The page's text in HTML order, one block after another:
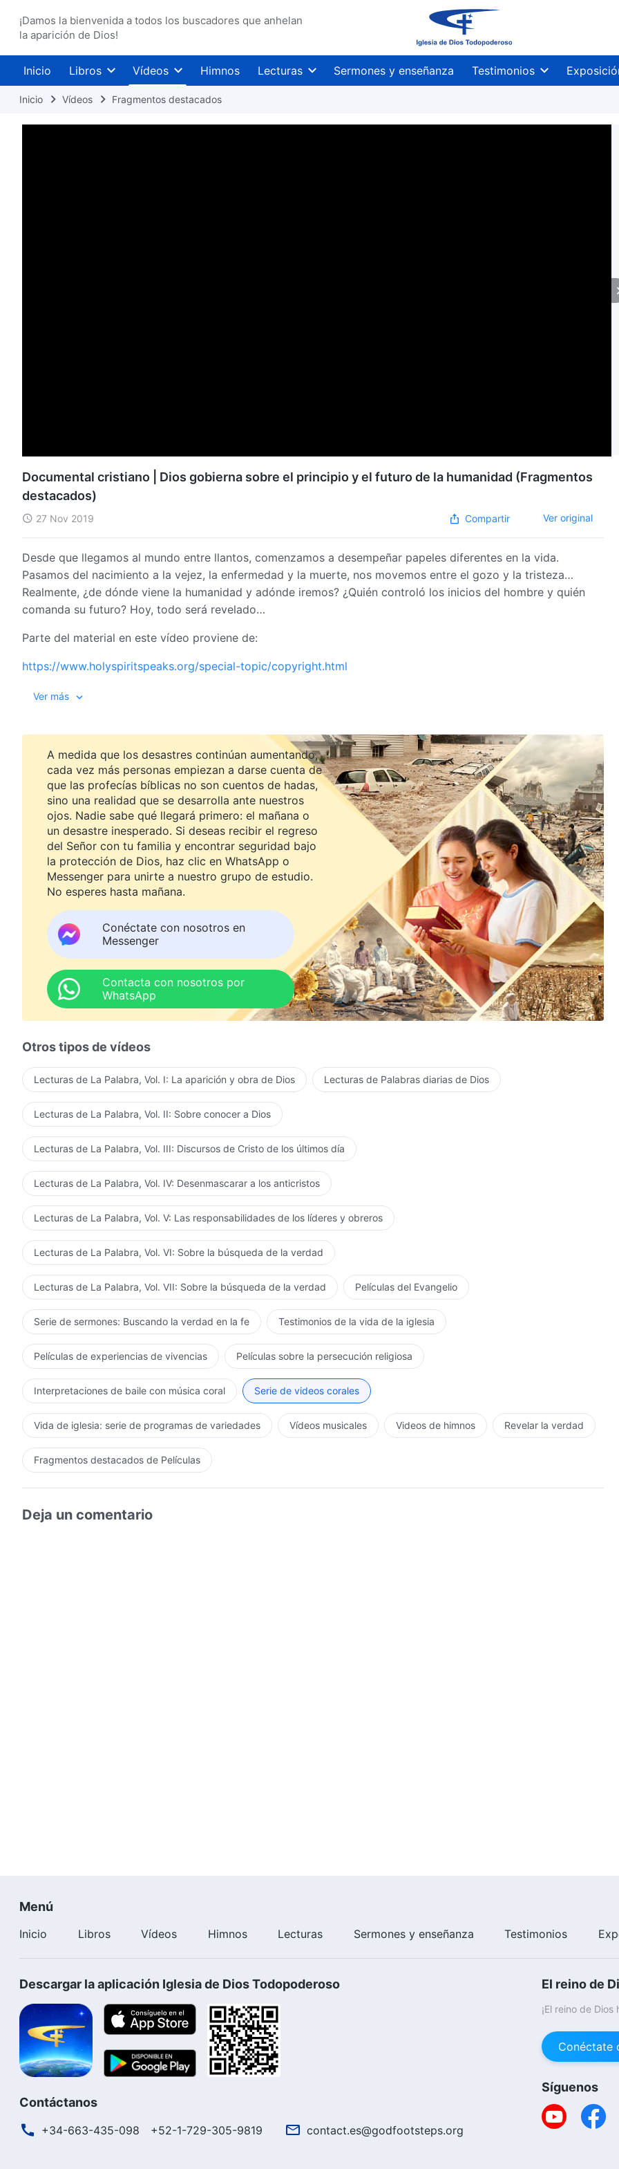
¡Damos la bienvenida a todos los buscadores que anhelan
la aparición de Dios!
Inicio Libros Vídeos Himnos Lecturas Sermones y enseñanza Testimonios
Inicio Vídeos Fragmentos destacados
Documental cristiano | Dios gobierna sobre el principio y el futuro de la humanidad (Fragmentos
destacados)
27 Nov 2019 Compartir Ver original
Desde que llegamos al mundo entre llantos, comenzamos a desempeñar papeles diferentes en la vida.
Pasamos del nacimiento a la vejez, la enfermedad y la muerte, nos movemos entre el gozo y la tristeza…
Realmente, ¿de dónde viene la humanidad y adónde iremos? ¿Quién controló los inicios del hombre y quién
comanda su futuro? Hoy, todo será revelado…
Parte del material en este vídeo proviene de:
https://www.holyspiritspeaks.org/special-topic/copyright.html
Ver más
A medida que los desastres continúan aumentando,
cada vez más personas empiezan a darse cuenta de
que las profecías bíblicas no son cuentos de hadas,
sino una realidad que se desarrolla ante nuestros
ojos. Nadie sabe qué llegará primero: el mañana o
un desastre inesperado. Si deseas recibir el regreso
del Señor con tu familia y encontrar seguridad bajo
la protección de Dios, haz clic en WhatsApp o
Messenger para unirte a nuestro grupo de estudio.
No esperes hasta mañana.
Conéctate con nosotros en
Messenger
Contacta con nosotros por
WhatsApp
Otros tipos de vídeos
Lecturas de La Palabra, Vol. I: La aparición y obra de Dios Lecturas de Palabras diarias de Dios
Lecturas de La Palabra, Vol. II: Sobre conocer a Dios
Lecturas de La Palabra, Vol. III: Discursos de Cristo de los últimos día
Lecturas de La Palabra, Vol. IV: Desenmascarar a los anticristos
Lecturas de La Palabra, Vol. V: Las responsabilidades de los líderes y obreros
Lecturas de La Palabra, Vol. VI: Sobre la búsqueda de la verdad
Lecturas de La Palabra, Vol. VII: Sobre la búsqueda de la verdad Películas del Evangelio
Serie de sermones: Buscando la verdad en la fe Testimonios de la vida de la iglesia
Películas de experiencias de vivencias Películas sobre la persecución religiosa
Interpretaciones de baile con música coral Serie de videos corales
Vida de iglesia: serie de programas de variedades Vídeos musicales Videos de himnos Revelar la verdad
Fragmentos destacados de Películas
Deja un comentario
Menú
Inicio Libros Vídeos Himnos Lecturas Sermones y enseñanza Testimonios
Descargar la aplicación Iglesia de Dios Todopoderoso
Contáctanos
+34-663-435-098 +52-1-729-305-9819 contact.es@godfootsteps.org
El reino de
¡El reino de
Conéctate
Síguenos